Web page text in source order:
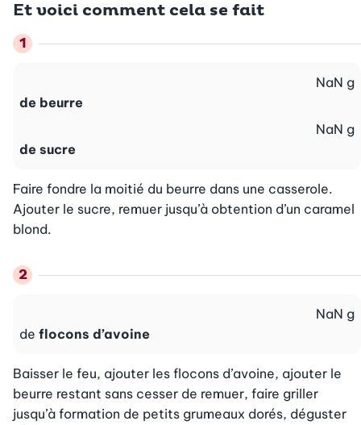
Et voici comment cela se fait
de beurre
NaN g
de sucre
NaN g
Faire fondre la moitié du beurre dans une casserole.
Ajouter le sucre, remuer jusqu’à obtention d’un caramel
blond.
de flocons d’avoine
NaN g
Baisser le feu, ajouter les flocons d’avoine, ajouter le
beurre restant sans cesser de remuer, faire griller
jusqu’à formation de petits grumeaux dorés, déguster